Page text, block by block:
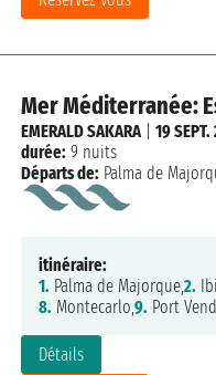
Mer Méditerranée:
Détails
EMERALD SAKARA| 19
durée: 9 nuits
Départs de: Palma de
itinéraire:
1. Palma de Majorque,2.
8. Montecarlo,9. Port